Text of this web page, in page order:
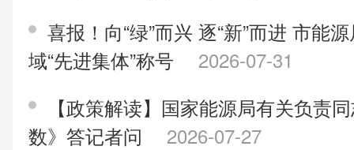
喜报！向“绿”而兴 逐“新”而进 市能
域“先进集体”称号
2026-07-31
【政策解读】国家能源局有关负责
数》答记者问
2026-07-27